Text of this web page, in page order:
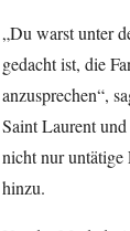
„Du warst unter
gedacht ist, die
anzusprechen“,
Saint Laurent
nicht nur untätige
hinzu.